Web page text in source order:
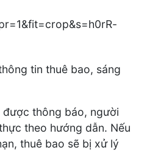
tin thuê bao, sáng
thông báo, người
theo hướng dẫn. Nếu
thuê bao sẽ bị xử lý